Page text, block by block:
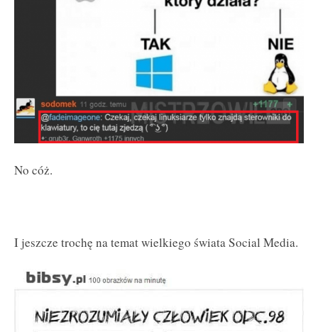
No cóż.
I jeszcze trochę na temat wielkiego świata Social Media.